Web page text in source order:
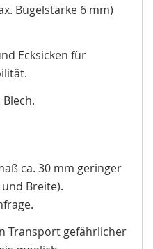
Bügelstärke 6 mm)
Ecksicken für
ca. 30 mm geringer
Breite).
Transport gefährlicher